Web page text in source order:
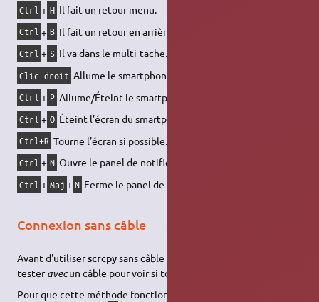
Ctrl + H Il fait un retour menu.
Ctrl + B Il fait un retour en arrière.
Ctrl + S Il va dans le multi-tache.
Clic droit Allume le smartphone.
Ctrl + P Allume/Éteint le smartphone.
Ctrl + O Éteint l’écran du smartphone.
Ctrl+R Tourne l’écran si possible.
Ctrl + N Ouvre le panel de notification.
Ctrl + Maj + N Ferme le panel de notification.
Connexion sans câble
Avant d'utiliserscrcpysans câble (
testeravecun câble pour voir si tout fonctionne correctement.
Pour que cette méthode fonctionne rendez vous sur Android